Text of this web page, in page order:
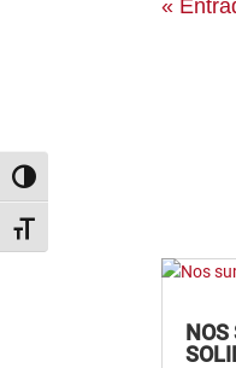
Alternar alto contraste
Alternar tamaño de letra
«
NOS